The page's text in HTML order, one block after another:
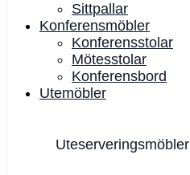
Sittpallar
Konferensmöbler
Konferensstolar
Mötesstolar
Konferensbord
Utemöbler
Uteserveringsmöbler